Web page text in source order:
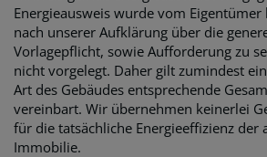
Energieausweis wurde vom Eigentümer
nach unserer Aufklärung über die
Vorlagepflicht, sowie Aufforderung zu
nicht vorgelegt. Daher gilt zumindest
Art des Gebäudes entsprechende
vereinbart. Wir übernehmen keinerlei
für die tatsächliche Energieeffizienz der
Immobilie.